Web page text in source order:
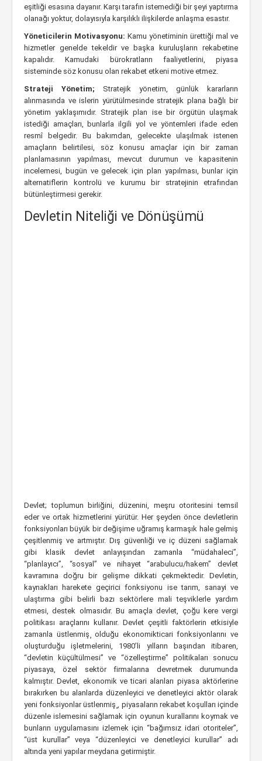
eşitliği esasına dayanır. Karşı tarafın istemediği bir şeyi yaptırma
olanağı yoktur, dolayısıyla karşılıklı ilişkilerde anlaşma esastır.
Yöneticilerin Motivasyonu: Kamu yönetiminin ürettiği mal ve
hizmetler genelde tekeldir ve başka kuruluşların rekabetine
kapalıdır. Kamudaki bürokratların faaliyetlerini, piyasa
sisteminde söz konusu olan rekabet etkeni motive etmez.
Strateji Yönetim; Stratejik yönetim, günlük kararların
alınmasında ve islerin yürütülmesinde stratejik plana bağlı bir
yönetim yaklaşımıdır. Stratejik plan ise bir örgütün ulaşmak
istediği amaçları, bunlarla ilgili yol ve yöntemleri ifade eden
resmî belgedir. Bu bakımdan, gelecekte ulaşılmak istenen
amaçların belirtilesi, söz konusu amaçlar için bir zaman
planlamasının yapılması, mevcut durumun ve kapasitenin
incelemesi, bugün ve gelecek için plan yapılması, bunlar için
alternatiflerin kontrolü ve kurumu bir stratejinin etrafından
bütünleştirmesi gerekir.
Devletin Niteliği ve Dönüşümü
Devlet; toplumun birliğini, düzenini, meşru otoritesini temsil
eder ve ortak hizmetlerini yürütür. Her şeyden önce devletlerin
fonksiyonları büyük bir değişime uğramış karmaşık hale gelmiş
çeşitlenmiş ve artmıştır. Dış güvenliği ve iç düzeni sağlamak
gibi klasik devlet anlayışından zamanla “müdahaleci”,
“planlayıcı”, “sosyal” ve nihayet “arabulucu/hakem” devlet
kavramına doğru bir gelişme dikkati çekmektedir. Devletin,
kaynakları harekete geçirici fonksiyonu ise tarım, sanayi ve
ulaştırma gibi belirli bazı sektörlere mali teşviklerle yardım
etmesi, destek olmasıdır. Bu amaçla devlet, çoğu kere vergi
politikası araçlarını kullanır. Devlet çeşitli faktörlerin etkisiyle
zamanla üstlenmiş¸ olduğu ekonomikticari fonksiyonlarını ve
oluşturduğu işletmelerini, 1980’li yılların başından itibaren,
“devletin küçültülmesi” ve “özelleştirme” politikaları sonucu
piyasaya, özel sektör firmalarına devretmek durumunda
kalmıştır. Devlet, ekonomik ve ticari alanları piyasa aktörlerine
bırakırken bu alanlarda düzenleyici ve denetleyici aktör olarak
yeni fonksiyonlar üstlenmiş¸, piyasaların rekabet koşulları içinde
düzenle islemesini sağlamak için oyunun kurallarını koymak ve
bunların uygulamasını izlemek için “bağımsız idari otoriteler”,
“üst kurullar” veya “düzenleyici ve denetleyici kurullar” adı
altında yeni yapılar meydana getirmiştir.